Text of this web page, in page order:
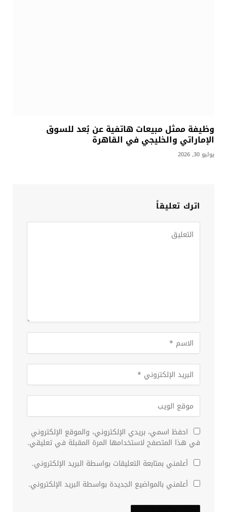
وظيفة ممثل مبيعات هاتفية عن بُعد للسوق
الإماراتي والخليجي في القاهرة
يوليو 30, 2026
اترك تعليقاً
احفظ اسمي، بريدي الإلكتروني، والموقع الإلكتروني
في هذا المتصفح لاستخدامها المرة المقبلة في تعليقي.
أعلمني بمتابعة التعليقات بواسطة البريد الإلكتروني.
أعلمني بالمواضيع الجديدة بواسطة البريد الإلكتروني.